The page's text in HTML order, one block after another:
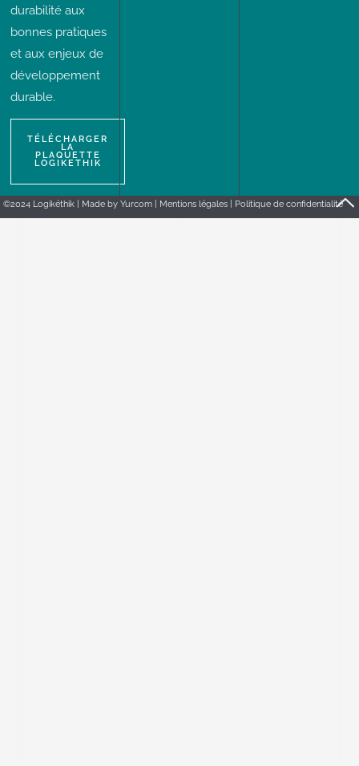
durabilité aux
bonnes pratiques
et aux enjeux de
développement
durable.
TÉLÉCHARGER
LA
PLAQUETTE
LOGIKETHIK
©2024 Logikéthik | Made by Yurcom| Mentions légales| Politique de confidentialité